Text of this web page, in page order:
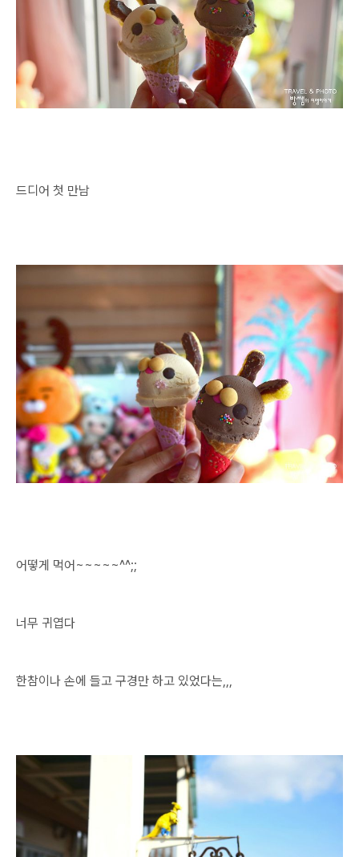
드디어 첫 만남
어떻게 먹어~~~~~^^;;
너무 귀엽다
한참이나 손에 들고 구경만 하고 있었다는,,,